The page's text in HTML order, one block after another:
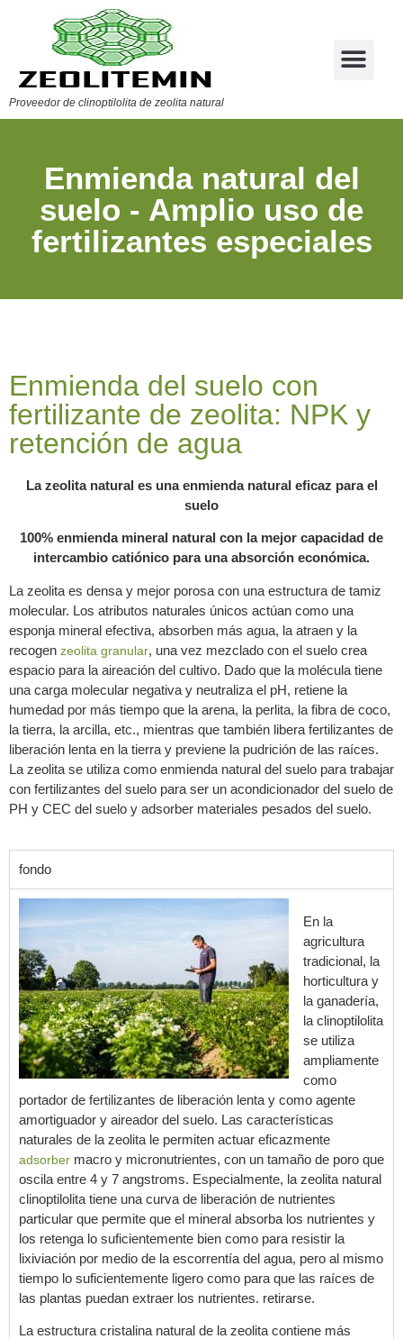
Proveedor de clinoptilolita de zeolita natural
Enmienda natural del
suelo - Amplio uso de
fertilizantes especiales
Enmienda del suelo con
fertilizante de zeolita: NPK y
retención de agua
La zeolita natural es una enmienda natural eficaz para el
suelo
100% enmienda mineral natural con la mejor capacidad de
intercambio catiónico para una absorción económica.
La zeolita es densa y mejor porosa con una estructura de tamiz
molecular. Los atributos naturales únicos actúan como una
esponja mineral efectiva, absorben más agua, la atraen y la
recogen zeolita granular, una vez mezclado con el suelo crea
espacio para la aireación del cultivo. Dado que la molécula tiene
una carga molecular negativa y neutraliza el pH, retiene la
humedad por más tiempo que la arena, la perlita, la fibra de coco,
la tierra, la arcilla, etc., mientras que también libera fertilizantes de
liberación lenta en la tierra y previene la pudrición de las raíces.
La zeolita se utiliza como enmienda natural del suelo para trabajar
con fertilizantes del suelo para ser un acondicionador del suelo de
PH y CEC del suelo y adsorber materiales pesados del suelo.
fondo
En la
agricultura
tradicional, la
horticultura y
la ganadería,
la clinoptilolita
se utiliza
ampliamente
como
portador de fertilizantes de liberación lenta y como agente
amortiguador y aireador del suelo. Las características
naturales de la zeolita le permiten actuar eficazmente
adsorber macro y micronutrientes, con un tamaño de poro que
oscila entre 4 y 7 angstroms. Especialmente, la zeolita natural
clinoptilolita tiene una curva de liberación de nutrientes
particular que permite que el mineral absorba los nutrientes y
los retenga lo suficientemente bien como para resistir la
lixiviación por medio de la escorrentía del agua, pero al mismo
tiempo lo suficientemente ligero como para que las raíces de
las plantas puedan extraer los nutrientes. retirarse.
La estructura cristalina natural de la zeolita contiene más